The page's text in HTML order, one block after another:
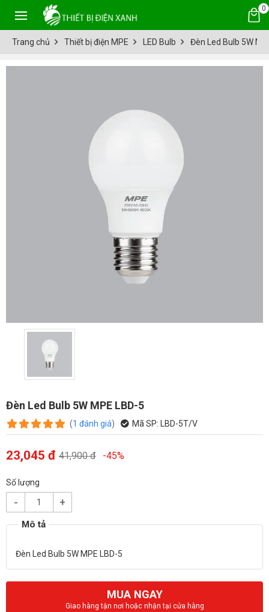
0
Trang chủ Thiết bị điện MPE LED Bulb Đèn Led Bulb 5W
Đèn Led Bulb 5W MPE LBD-5
(1 đánh giá) Mã SP: LBD-5T/V
23,045 đ 41,900 đ -45%
Số lượng
- +
MUA NGAY
Giao hàng tận nơi hoặc nhận tại cửa hàng